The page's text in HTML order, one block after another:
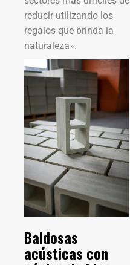
reducir utilizando los
regalos que brinda la
naturaleza».
Baldosas
acústicas con